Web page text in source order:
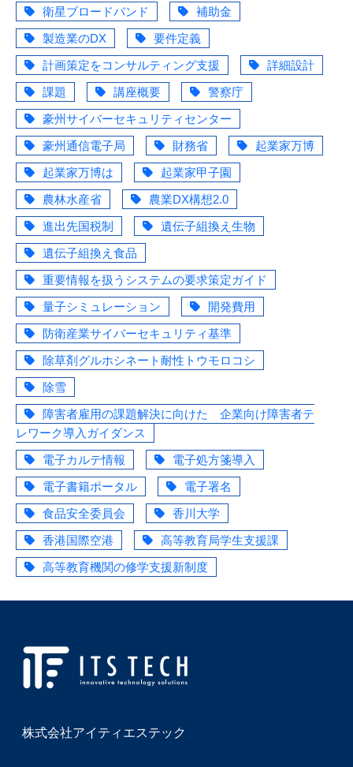
衛星ブロードバンド
補助金
製造業のDX
要件定義
計画策定をコンサルティング支援
詳細設計
課題
講座概要
警察庁
豪州サイバーセキュリティセンター
豪州通信電子局
財務省
起業家万博
起業家万博は
起業家甲子園
農林水産省
農業DX構想2.0
進出先国税制
遺伝子組換え生物
遺伝子組換え食品
重要情報を扱うシステムの要求策定ガイド
量子シミュレーション
開発費用
防衛産業サイバーセキュリティ基準
除草剤グルホシネート耐性トウモロコシ
除雪
障害者雇用の課題解決に向けた 企業向け障害者テ
レワーク導入ガイダンス
電子カルテ情報
電子処方箋導入
電子書籍ポータル
電子署名
食品安全委員会
香川大学
香港国際空港
高等教育局学生支援課
高等教育機関の修学支援新制度
株式会社アイティエステック